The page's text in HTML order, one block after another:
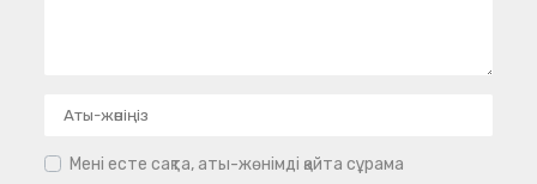
Мені есте сақта, аты-жөнімді қайта сұрама